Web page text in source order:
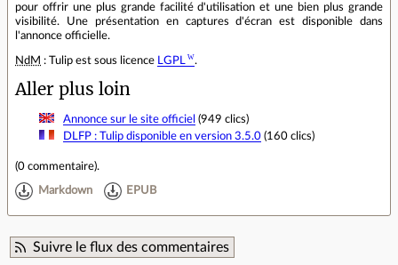
pour offrir une plus grande facilité d'utilisation et une bien plus grande
visibilité. Une présentation en captures d'écran est disponible dans
l'annonce officielle.
NdM : Tulip est sous licence LGPL .
Aller plus loin
Annonce sur le site officiel (949 clics)
DLFP : Tulip disponible en version 3.5.0(160 clics)
(0 commentaire).
Markdown EPUB
Suivre le flux des commentaires